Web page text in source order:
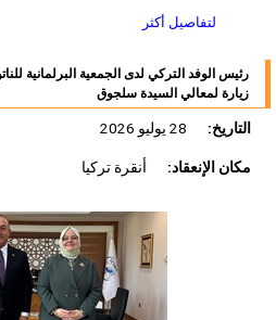
لتفاصيل أكثر
رئيس الوفد التركي لدى الجمعية البرلمانية
زيارة لمعالي السيدة سلجوق
التاريخ:
مكان الإنعقاد:
أنقرة تركيا